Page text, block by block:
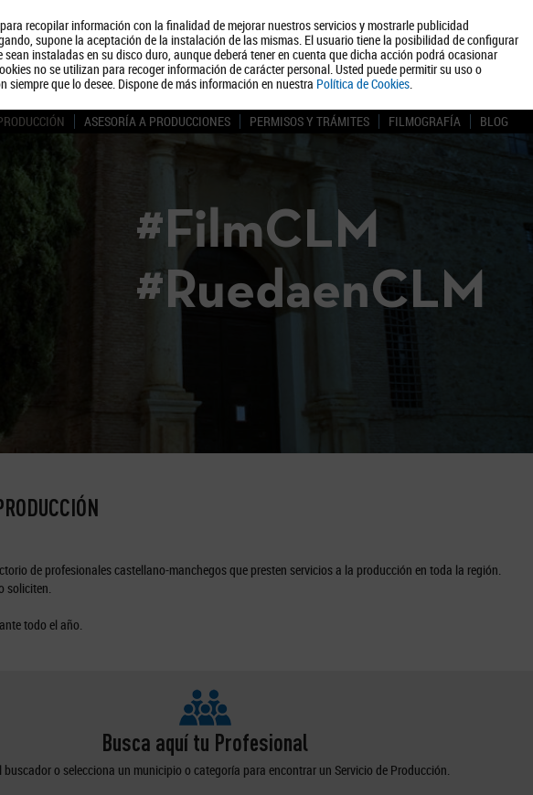
recopilar información con la finalidad de mejorar nuestros servicios y mostrarle publicidad
supone la aceptación de la instalación de las mismas. El usuario tiene la posibilidad de configurar
instaladas en su disco duro, aunque deberá tener en cuenta que dicha acción podrá ocasionar
no se utilizan para recoger información de carácter personal. Usted puede permitir su uso o
que lo desee. Dispone de más información en nuestra Política de Cookies.
Quiénes somos Turismo Política de Privacidad
ASESORÍA A PRODUCCIONES PERMISOS Y TRÁMITES FILMOGRAFÍA BLOG
#FilmCLM
#RuedaenCLM
de profesionales castellano-manchegos que presten servicios a la producción en toda la región.
soliciten.
todo el año.
Busca aquí tu Profesional
buscador o selecciona un municipio o categoría para encontrar un Servicio de Producción.